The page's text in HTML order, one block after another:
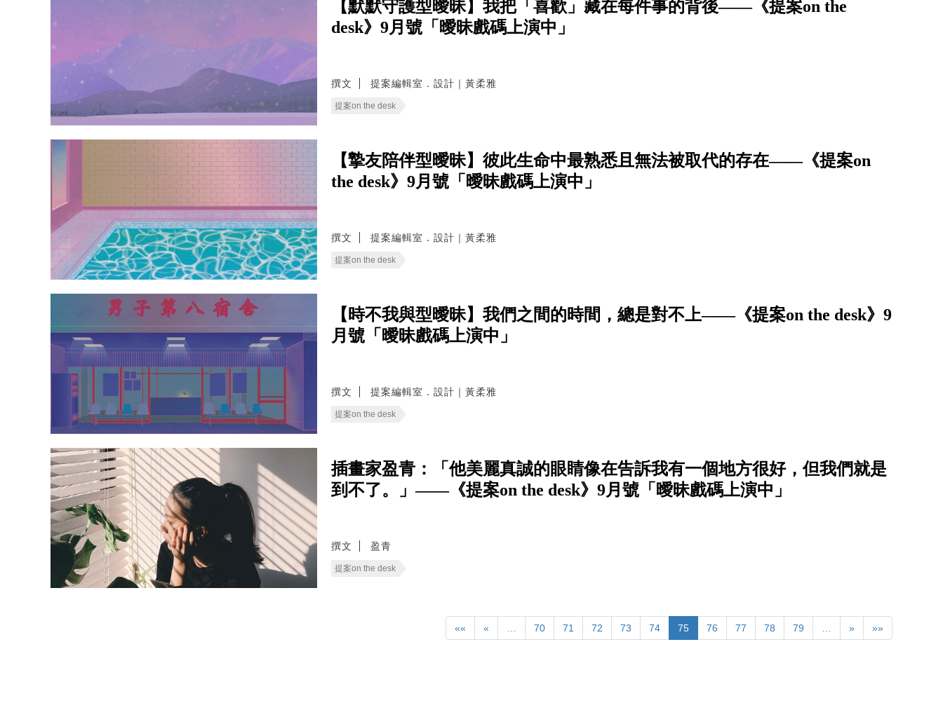
【默默守護型曖昧】我把「喜歡」藏在每件事的背後——《提案on the
desk》9月號「曖昧戲碼上演中」
撰文 提案編輯室．設計｜黃柔雅
提案on the desk
【摯友陪伴型曖昧】彼此生命中最熟悉且無法被取代的存在——《提案on
the desk》9月號「曖昧戲碼上演中」
撰文 提案編輯室．設計｜黃柔雅
提案on the desk
【時不我與型曖昧】我們之間的時間，總是對不上——《提案on the desk》9
月號「曖昧戲碼上演中」
撰文 提案編輯室．設計｜黃柔雅
提案on the desk
插畫家盈青：「他美麗真誠的眼睛像在告訴我有一個地方很好，但我們就是
到不了。」——《提案on the desk》9月號「曖昧戲碼上演中」
撰文 盈青
提案on the desk
«« « … 70 71 72 73 74 75 76 77 78 79 … » »»